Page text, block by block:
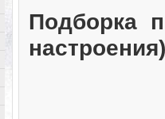
Подборка